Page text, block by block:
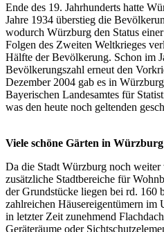
Ende des 19. Jahrhunderts hatte
Jahre 1934 überstieg die
wodurch Würzburg den Status
Folgen des Zweiten Weltkrieges
Hälfte der Bevölkerung. Schon im
Bevölkerungszahl erneut den
Dezember 2004 gab es in
Bayerischen Landesamtes für
was den heute noch geltenden
Viele schöne Gärten in Würzburg
Da die Stadt Würzburg noch
zusätzliche Stadtbereiche für
der Grundstücke liegen bei rd. 160
zahlreichen Häusereigentümern
in letzter Zeit zunehmend
Geräteräume oder